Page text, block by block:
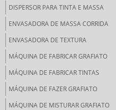
DISPERSOR PARA TINTA E MASSA
ENVASADORA DE MASSA CORRIDA
ENVASADORA DE TEXTURA
MÁQUINA DE FABRICAR GRAFIATO
MÁQUINA DE FABRICAR TINTAS
MÁQUINA DE FAZER GRAFIATO
MÁQUINA DE MISTURAR GRAFIATO